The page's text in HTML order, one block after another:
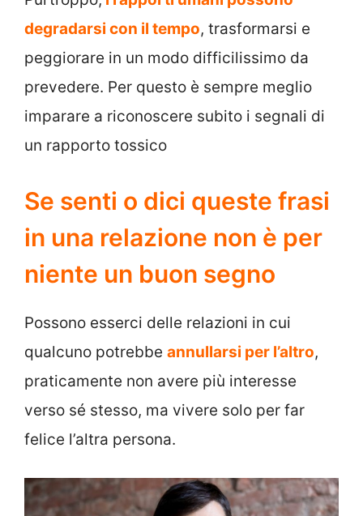
degradarsi con il tempo, trasformarsi e
peggiorare in un modo difficilissimo da
prevedere. Per questo è sempre meglio
imparare a riconoscere subito i segnali di
un rapporto tossico
Se senti o dici queste frasi
in una relazione non è per
niente un buon segno
Possono esserci delle relazioni in cui
qualcuno potrebbe annullarsi per l’altro,
praticamente non avere più interesse
verso sé stesso, ma vivere solo per far
felice l’altra persona.